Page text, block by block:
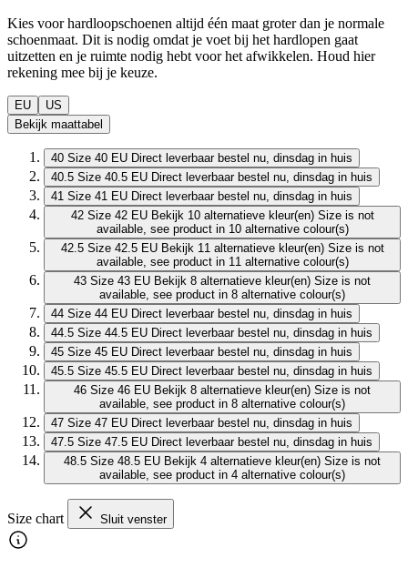
Kies voor hardloopschoenen altijd één maat groter dan je normale
schoenmaat. Dit is nodig omdat je voet bij het hardlopen gaat
uitzetten en je ruimte nodig hebt voor het afwikkelen. Houd hier
rekening mee bij je keuze.
EU
US
Bekijk maattabel
40 Size 40 EU Direct leverbaar bestel nu, dinsdag in huis
40.5 Size 40.5 EU Direct leverbaar bestel nu, dinsdag in huis
41 Size 41 EU Direct leverbaar bestel nu, dinsdag in huis
42 Size 42 EU Bekijk 10 alternatieve kleur(en) Size is not
available, see product in 10 alternative colour(s)
42.5 Size 42.5 EU Bekijk 11 alternatieve kleur(en) Size is not
available, see product in 11 alternative colour(s)
43 Size 43 EU Bekijk 8 alternatieve kleur(en) Size is not
available, see product in 8 alternative colour(s)
44 Size 44 EU Direct leverbaar bestel nu, dinsdag in huis
44.5 Size 44.5 EU Direct leverbaar bestel nu, dinsdag in huis
45 Size 45 EU Direct leverbaar bestel nu, dinsdag in huis
45.5 Size 45.5 EU Direct leverbaar bestel nu, dinsdag in huis
46 Size 46 EU Bekijk 8 alternatieve kleur(en) Size is not
available, see product in 8 alternative colour(s)
47 Size 47 EU Direct leverbaar bestel nu, dinsdag in huis
47.5 Size 47.5 EU Direct leverbaar bestel nu, dinsdag in huis
48.5 Size 48.5 EU Bekijk 4 alternatieve kleur(en) Size is not
available, see product in 4 alternative colour(s)
Size chart Sluit venster